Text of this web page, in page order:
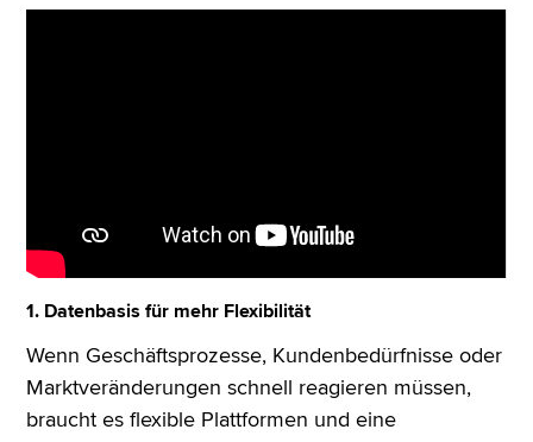
1. Datenbasis für mehr Flexibilität
Wenn Geschäftsprozesse, Kundenbedürfnisse oder
Marktveränderungen schnell reagieren müssen,
braucht es flexible Plattformen und eine